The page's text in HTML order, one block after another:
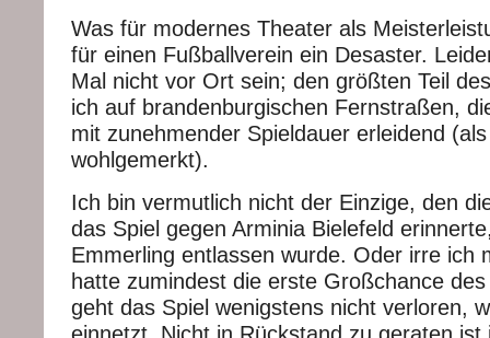
Was für modernes Theater als
für einen Fußballverein ein Desaster.
Mal nicht vor Ort sein; den größten Teil
ich auf brandenburgischen Fernstraßen,
mit zunehmender Spieldauer erleidend
wohlgemerkt).
Ich bin vermutlich nicht der Einzige, den
das Spiel gegen Arminia Bielefeld
Emmerling entlassen wurde. Oder irre ich
hatte zumindest die erste Großchance
geht das Spiel wenigstens nicht verloren,